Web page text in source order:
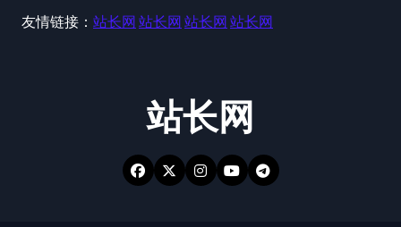
友情链接： 站长网 站长网 站长网 站长网
站长网